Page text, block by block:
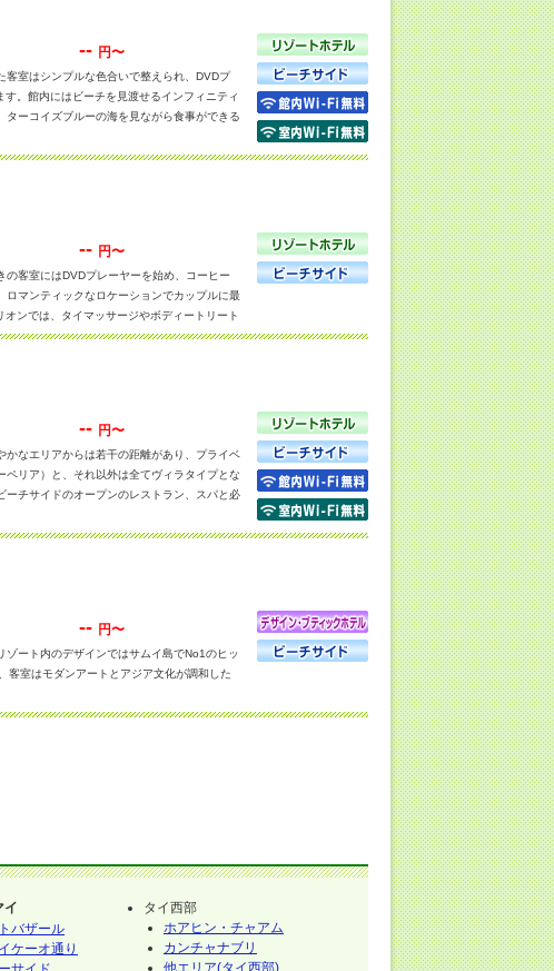
客室はシンプルな色合いで整えられ、DVDプ
。館内にはビーチを見渡せるインフィニティ
ーコイズブルーの海を見ながら食事ができる
-- 円〜
客室にはDVDプレーヤーを始め、コーヒー
ロマンティックなロケーションでカップルに最
ンでは、タイマッサージやボディートリート
ら、タイ料理と西洋料理を楽しめます。
-- 円〜
なエリアからは若干の距離があり、プライベ
リア）と、それ以外は全てヴィラタイプとな
チサイドのオープンのレストラン、スパと必
-- 円〜
ート内のデザインではサムイ島でNo1のヒッ
客室はモダンアートとアジア文化が調和した
ートの雰囲気に静寂さを添えている。
ならない方にオススメ。室内は一通りの設
-- 円〜
イ
バザール
ケーオ通り
タイ西部
ホアヒン・チャアム
カンチャナブリ
他エリア(タイ西部)